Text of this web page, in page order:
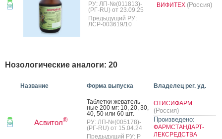
РУ: ЛП-№(011813)-
(РГ-RU) от 23.09.25
Предыдущий РУ:
ЛСР-003619/10
ВИФИТЕХ (Россия)
Нозологические аналоги: 20
Название Форма выпуска Владелец рег. уд.
Асвитол®
Таб­летки же­ватель­
ные 200 мг: 10, 20, 30,
40, 50 или 60 шт.
РУ: ЛП-№(005178)-
(РГ-RU) от 15.04.24
Предыдущий РУ: Р
ОТИСИФАРМ
(Россия)
Произведено:
ФАРМСТАНДАРТ-
ЛЕКСРЕДСТВА